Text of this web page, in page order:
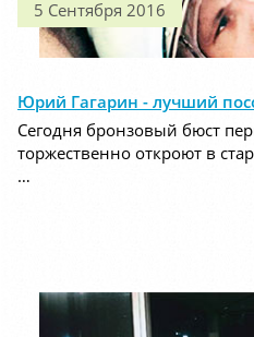
5 Сентября 2016
Юрий Гагарин - лучший
Сегодня бронзовый бюст
торжественно откроют в
…